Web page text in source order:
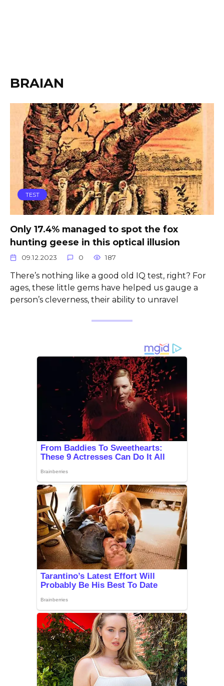
BRAIAN
TEST
Only 17.4% managed to spot the fox
hunting geese in this optical illusion
09.12.2023 0 187
There’s nothing like a good old IQ test, right? For
ages, these little gems have helped us gauge a
person’s cleverness, their ability to unravel